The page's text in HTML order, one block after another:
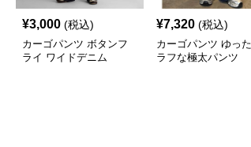
¥3,000 (税込)
カーゴパンツ ボタンフ
ライ ワイドデニム
¥7,320 (税込)
カーゴパンツ ゆっ
ラフな極太パンツ